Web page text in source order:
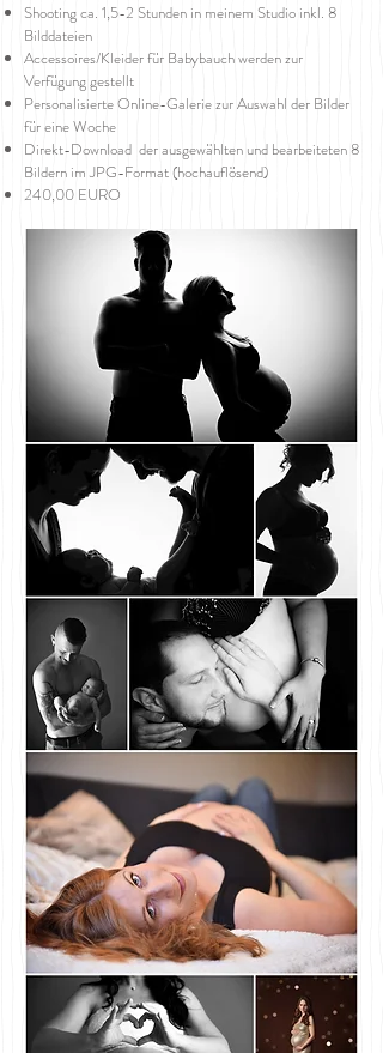
Shooting ca. 1,5-2 Stunden in meinem Studio inkl. 8
Bilddateien
Accessoires/Kleider für Babybauch werden zur
Verfügung gestellt
Personalisierte Online-Galerie zur Auswahl der Bilder
für eine Woche
Direkt-Download der ausgewählten und bearbeiteten 8
Bildern im JPG-Format (hochauflösend)
240,00 EURO